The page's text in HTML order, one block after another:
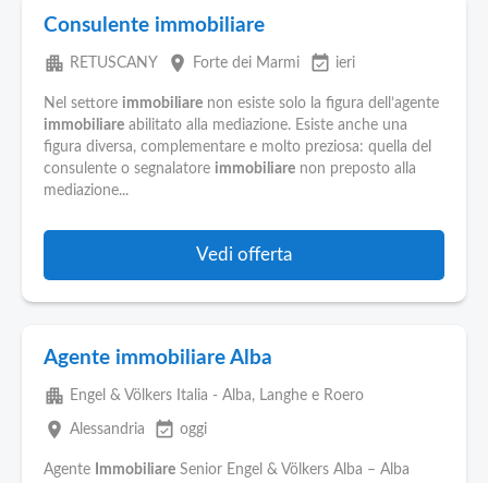
Consulente immobiliare
apartment RETUSCANY place Forte dei Marmi event_available ieri
Nel settore immobiliare non esiste solo la figura dell’agente
immobiliare abilitato alla mediazione. Esiste anche una
figura diversa, complementare e molto preziosa: quella del
consulente o segnalatore immobiliare non preposto alla
mediazione...
Vedi offerta
Agente immobiliare Alba
apartment Engel & Völkers Italia - Alba, Langhe e Roero
place Alessandria event_available oggi
Agente Immobiliare Senior Engel & Völkers Alba – Alba